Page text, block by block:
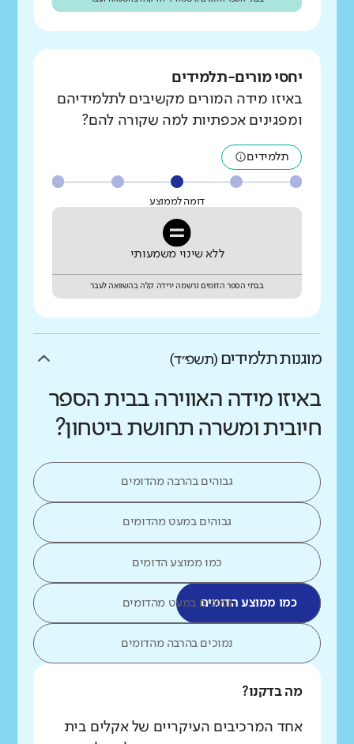
יחסי מורים-תלמידים
באיזו מידה המורים מקשיבים לתלמידיהם
ומפגינים אכפתיות למה שקורה להם?
תלמידים
דומה לממוצע
ללא שינוי משמעותי
בבתי הספר הדומים נרשמה ירידה קלה בהשוואה לעבר
מוגנות תלמידים (תשפ״ד)
באיזו מידה האווירה בבית הספר
חיובית ומשרה תחושת ביטחון?
גבוהים בהרבה מהדומים
גבוהים במעט מהדומים
כמו ממוצע הדומים
כמו ממוצע הדומיםנמוכים במעט מהדומים
נמוכים בהרבה מהדומים
מה בדקנו?
אחד המרכיבים העיקריים של אקלים בית